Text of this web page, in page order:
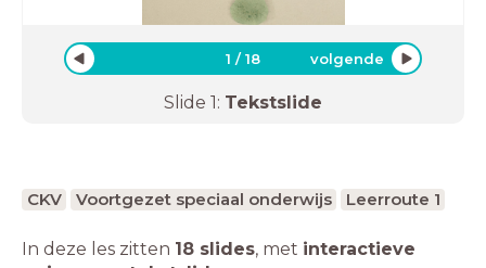
1 /18 volgende
Slide 1: Tekstslide
CKV Voortgezet speciaal onderwijs Leerroute 1
In deze les zitten 18 slides, met interactieve